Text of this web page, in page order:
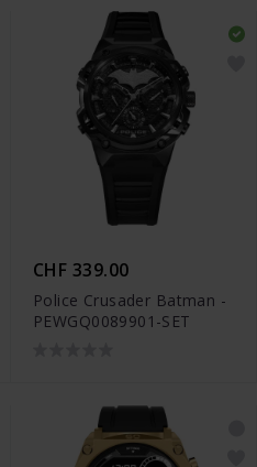
CHF 339.00
Police Crusader Batman -
PEWGQ0089901-SET